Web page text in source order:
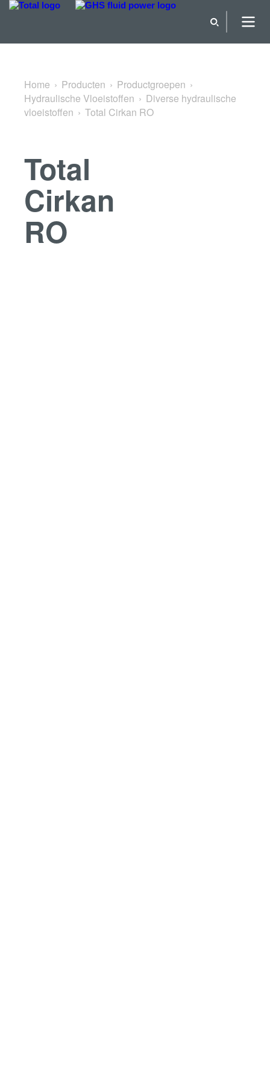
Terug naar Diverse hydraulische vloeistoffen
Home Producten
Productgroepen
Hydraulische Vloeistoffen
Diverse hydraulische
vloeistoffen
Total Cirkan RO
Total
Cirkan
RO